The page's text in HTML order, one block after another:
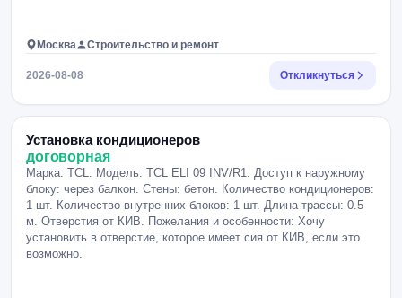
Москва Строительство и ремонт
2026-08-08 Откликнуться
Установка кондиционеров
договорная
Марка: TCL. Модель: TCL ELI 09 INV/R1. Доступ к наружному
блоку: через балкон. Стены: бетон. Количество кондиционеров:
1 шт. Количество внутренних блоков: 1 шт. Длина трассы: 0.5
м. Отверстия от КИВ. Пожелания и особенности: Хочу
установить в отверстие, которое имеет сия от КИВ, если это
возможно.